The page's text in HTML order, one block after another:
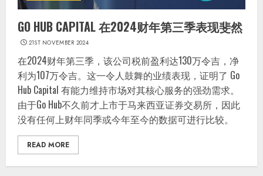
GO HUB CAPITAL 在2024财年第三季表现斐然
21ST NOVEMBER 2024
在2024财年第三季，该公司税前盈利达130万令吉，净
利为107万令吉。这一令人鼓舞的业绩表现，证明了 Go
Hub Capital 有能力维持市场对其核心服务的强劲需求。
由于Go Hub不久前才上市于马来西亚证券交易所，因此
没有任何上财年同季或今年至今的数据可进行比较。
READ MORE